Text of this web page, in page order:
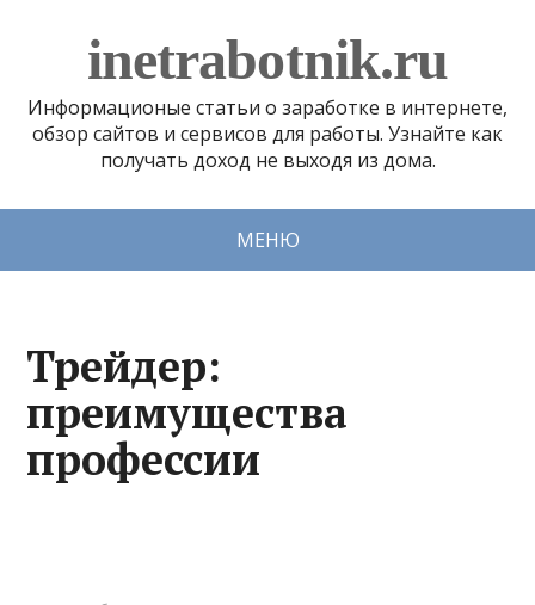
inetrabotnik.ru
Информационые статьи о заработке в интернете,
обзор сайтов и сервисов для работы. Узнайте как
получать доход не выходя из дома.
МЕНЮ
Трейдер:
преимущества
профессии